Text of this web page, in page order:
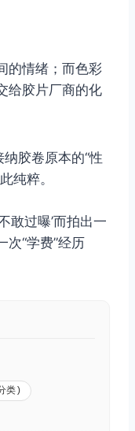
的情绪；而色彩
给胶片厂商的化
胶卷原本的“性
纯粹。
敢过曝’而拍出一
次“学费”经历
类)